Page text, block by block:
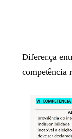
Diferença
competência